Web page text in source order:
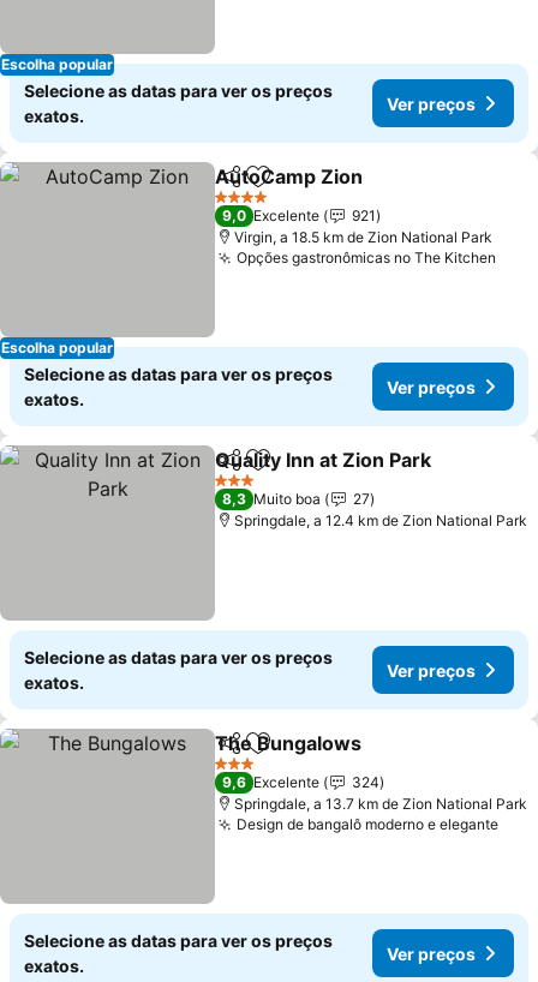
Escolha popular
Selecione as datas para ver os preços
exatos.
Ver preços
Escolha popular
PartilharAdicionar aos favoritos
AutoCamp Zion
4 Estrelas
9,0 Excelente
921
Virgin, a 18.5 km de Zion National Park
Opções gastronômicas no The Kitchen
Selecione as datas para ver os preços
exatos.
Ver preços
PartilharAdicionar aos favoritos
Quality Inn at Zion Park
3 Estrelas
8,3 Muito boa
27
Springdale, a 12.4 km de Zion National Park
Selecione as datas para ver os preços
exatos.
Ver preços
PartilharAdicionar aos favoritos
The Bungalows
3 Estrelas
9,6 Excelente
324
Springdale, a 13.7 km de Zion National Park
Design de bangalô moderno e eleganteVer
Selecione as datas para ver os preços
exatos.
Ver preços